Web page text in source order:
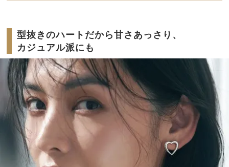
型抜きのハートだから甘さあっさり、
カジュアル派にも